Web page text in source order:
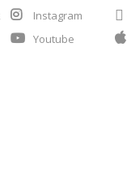
Instagram
Youtube